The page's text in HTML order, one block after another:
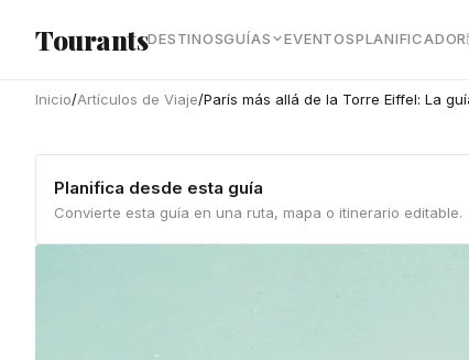
TourantsDESTINOSGUÍAS EVENTOSPLANIFICADOR
Inicio/Artículos de Viaje/París más allá de la Torre Eiffel: La
Planifica desde esta guía
Convierte esta guía en una ruta, mapa o itinerario editable.